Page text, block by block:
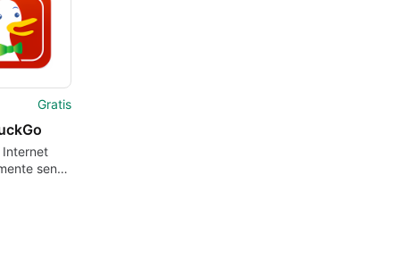
Gratis
Internet
senza